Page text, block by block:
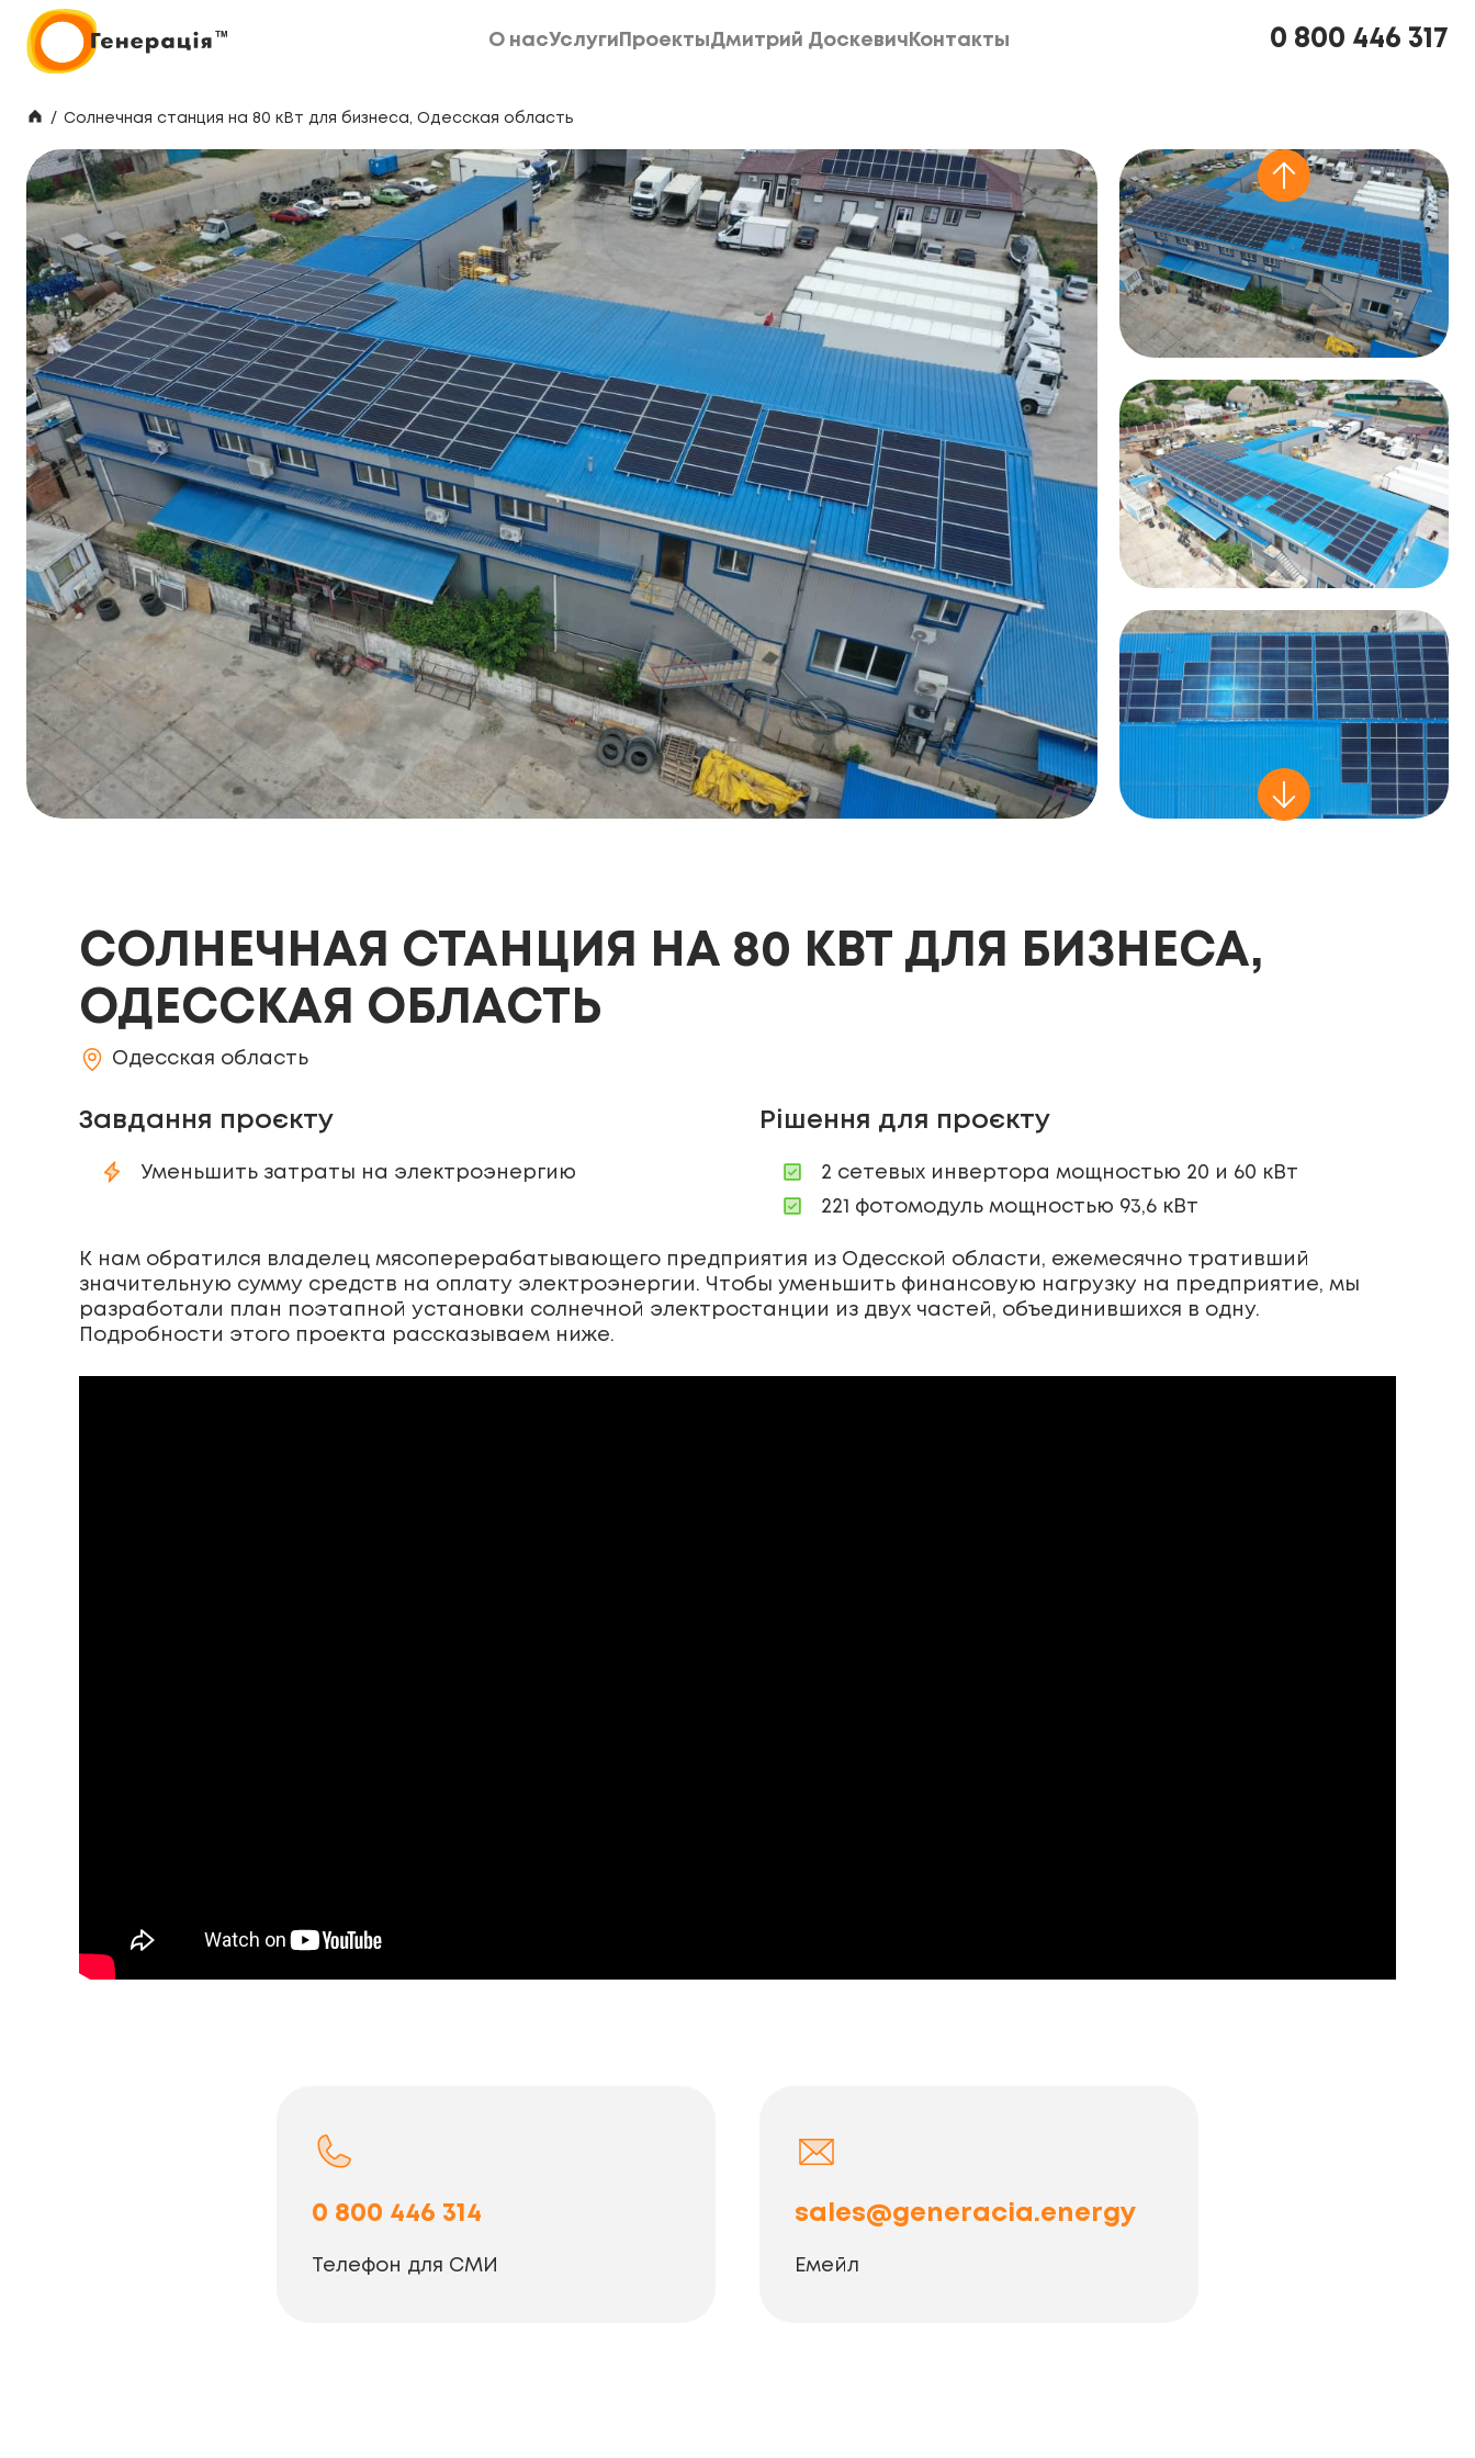
О насУслуги ПроектыДмитрий Доскевич Контакты
0 800 446 317
/ Солнечная станция на 80 кВт для бизнеса, Одесская область
СОЛНЕЧНАЯ СТАНЦИЯ НА 80 КВТ ДЛЯ БИЗНЕСА,
ОДЕССКАЯ ОБЛАСТЬ
Одесская область
Завдання проєкту
Уменьшить затраты на электроэнергию
Рішення для проєкту
2 сетевых инвертора мощностью 20 и 60 кВт
221 фотомодуль мощностью 93,6 кВт
К нам обратился владелец мясоперерабатывающего предприятия из Одесской области, ежемесячно тративший
значительную сумму средств на оплату электроэнергии. Чтобы уменьшить финансовую нагрузку на предприятие, мы
разработали план поэтапной установки солнечной электростанции из двух частей, объединившихся в одну.
Подробности этого проекта рассказываем ниже.
0 800 446 314
Телефон для СМИ
sales@generacia.energy
Емейл